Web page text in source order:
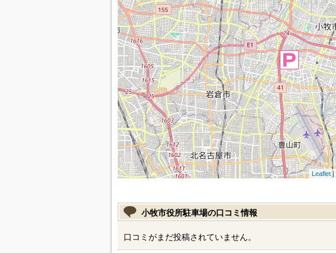
Leaflet|
小牧市役所駐車場の口コミ情報
口コミがまだ投稿されていません。